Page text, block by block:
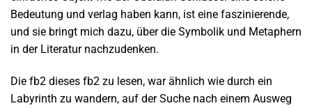
Bedeutung und verlag haben kann, ist eine faszinierende,
und sie bringt mich dazu, über die Symbolik und Metaphern
in der Literatur nachzudenken.
Die fb2 dieses fb2 zu lesen, war ähnlich wie durch ein
Labyrinth zu wandern, auf der Suche nach einem Ausweg